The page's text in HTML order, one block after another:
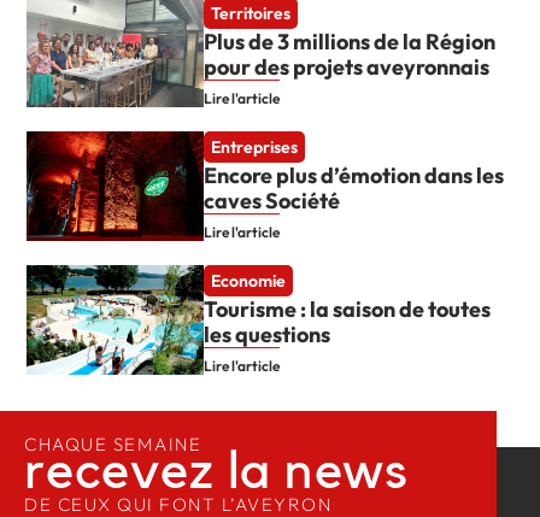
Territoires
Plus de 3 millions de la Région
pour des projets aveyronnais
Lire l'article
Entreprises
Encore plus d’émotion dans les
caves Société
Lire l'article
Economie
Tourisme : la saison de toutes
les questions
Lire l'article
CHAQUE SEMAINE
recevez la news​
DE CEUX QUI FONT L’AVEYRON